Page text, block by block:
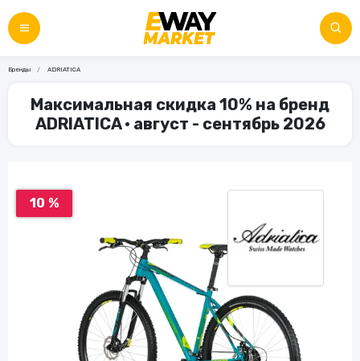
Бренды ADRIATICA
Максимальная скидка 10% на бренд
ADRIATICA • август - сентябрь 2026
10 %